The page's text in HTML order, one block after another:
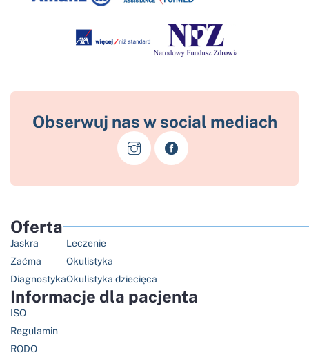
Obserwuj nas w social mediach
Oferta
Jaskra
Zaćma
Diagnostyka
Leczenie
Okulistyka
Okulistyka dziecięca
Informacje dla pacjenta
ISO
Regulamin
RODO